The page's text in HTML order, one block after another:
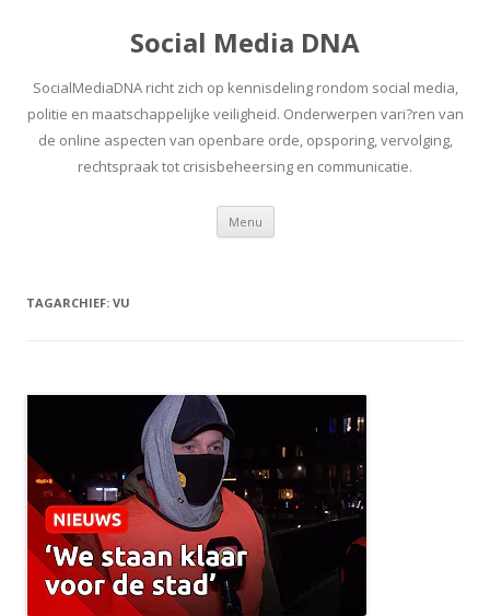
Social Media DNA
SocialMediaDNA richt zich op kennisdeling rondom social media,
politie en maatschappelijke veiligheid. Onderwerpen vari?ren van
de online aspecten van openbare orde, opsporing, vervolging,
rechtspraak tot crisisbeheersing en communicatie.
Menu Spring
inhoud
TAGARCHIEF: VU